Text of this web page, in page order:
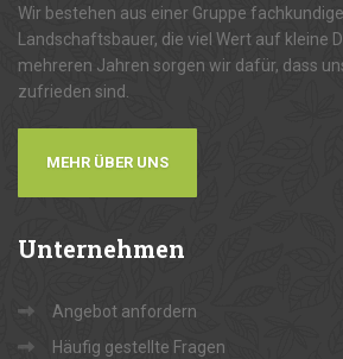
Wir bestehen aus einer Gruppe
Landschaftsbauer, die viel Wert auf kleine
mehreren Jahren sorgen wir dafür, dass
zufrieden sind.
MEHR ÜBER UNS
Unternehmen
Angebot anfordern
Häufig gestellte Fragen